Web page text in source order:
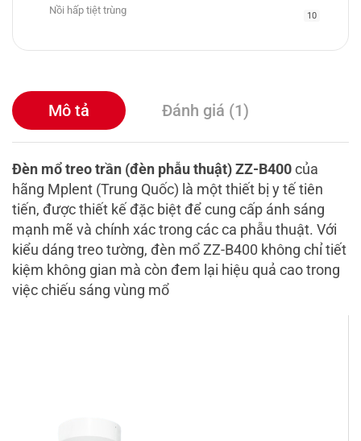
Nồi hấp tiệt trùng 10
Mô tả Đánh giá (1)
Đèn mổ treo trần (đèn phẫu thuật) ZZ-B400của
hãng Mplent (Trung Quốc) là một thiết bị y tế tiên
tiến, được thiết kế đặc biệt để cung cấp ánh sáng
mạnh mẽ và chính xác trong các ca phẫu thuật. Với
kiểu dáng treo tường, đèn mổ ZZ-B400 không chỉ tiết
kiệm không gian mà còn đem lại hiệu quả cao trong
việc chiếu sáng vùng mổ